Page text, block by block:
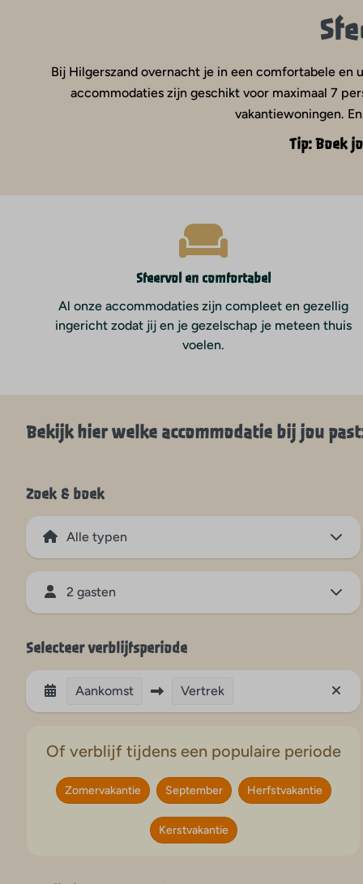
Bij Hilgerszand overnacht je in een comfortabele
accommodaties zijn geschikt voor maximaal 7
vakantiewoningen.
Tip: Boek
Sfeervol en comfortabel
Al onze accommodaties zijn compleet en gezellig
ingericht zodat jij en je gezelschap je meteen thuis
voelen.
Bekijk hier welke accommodatie bij jou
Zoek & boek
2 gasten
Selecteer verblijfsperiode
Aankomst Vertrek
Of verblijf tijdens een populaire periode
Zomervakantie September Herfstvakantie
Kerstvakantie